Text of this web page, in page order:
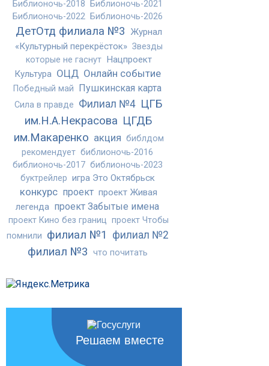
Библионочь-2018
Библионочь-2021
Библионочь-2022
Библионочь-2026
ДетОтд филиала №3
Журнал
«Культурный перекрёсток» Звезды
которые не гаснут Нацпроект
Культура ОЦД Онлайн событие
Победный май Пушкинская карта
Сила в правде Филиал №4 ЦГБ
им.Н.А.Некрасова ЦГДБ
им.Макаренко акция библдом
рекомендует библионочь-2016
библионочь-2017 библионочь-2023
буктрейлер игра Это Октябрьск
конкурс проект проект Живая
легенда проект Забытые имена
проект Кино без границ проект Чтобы
помнили филиал №1 филиал №2
филиал №3 что почитать
Решаем вместе